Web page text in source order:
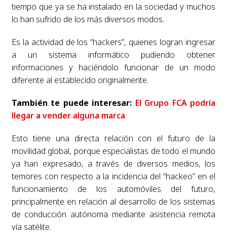
tiempo que ya se ha instalado en la sociedad y muchos
lo han sufrido de los más diversos modos.
Es la actividad de los “hackers”, quienes logran ingresar
a un sistema informático pudiendo obtener
informaciones y haciéndolo funcionar de un modo
diferente al establecido originalmente.
También te puede interesar: El Grupo FCA podría
llegar a vender alguna marca
Esto tiene una directa relación con el futuro de la
movilidad global, porque especialistas de todo el mundo
ya han expresado, a través de diversos medios, los
temores con respecto a la incidencia del “hackeo” en el
funcionamiento de los automóviles del futuro,
principalmente en relación al desarrollo de los sistemas
de conducción autónoma mediante asistencia remota
vía satélite.